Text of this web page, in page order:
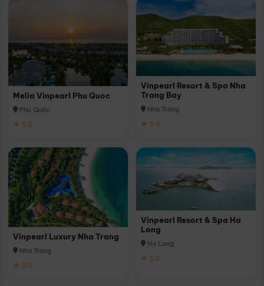
Melia Vinpearl Phu Quoc
Phú Quốc
★ 5.0
Vinpearl Resort & Spa Nha
Trang Bay
Nha Trang
★ 5.0
Vinpearl Luxury Nha Trang
Nha Trang
★ 5.0
Vinpearl Resort & Spa Ha
Long
Hạ Long
★ 5.0